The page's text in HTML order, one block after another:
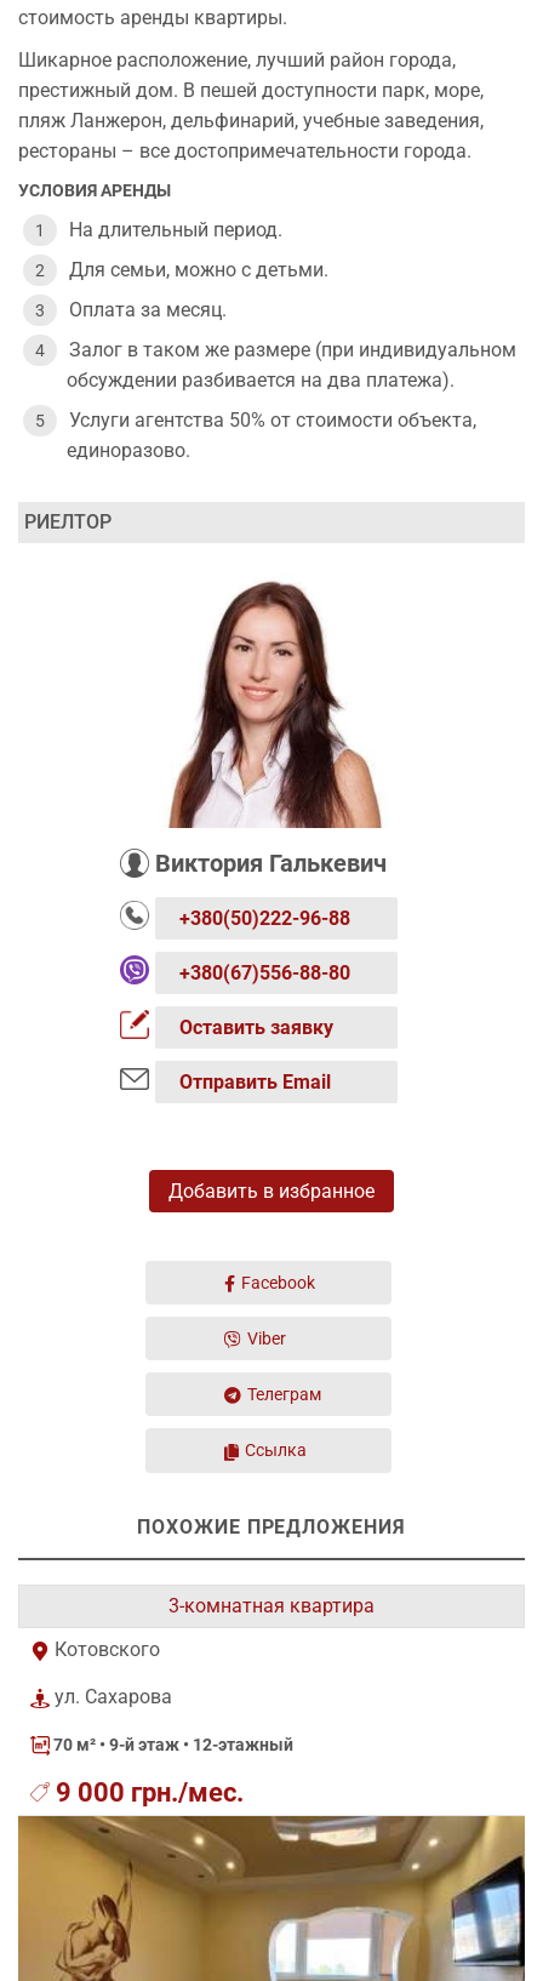
стоимость аренды квартиры.
Шикарное расположение, лучший район города,
престижный дом. В пешей доступности парк, море,
пляж Ланжерон, дельфинарий, учебные заведения,
рестораны – все достопримечательности города.
УСЛОВИЯ АРЕНДЫ
На длительный период.
Для семьи, можно с детьми.
Оплата за месяц.
Залог в таком же размере (при индивидуальном
обсуждении разбивается на два платежа).
Услуги агентства 50% от стоимости объекта,
единоразово.
РИЕЛТОР
Виктория Галькевич
+380(50)222-96-88
+380(67)556-88-80
Оставить заявку
Отправить Email
Добавить в избранное
Facebook
Viber
Телеграм
Ссылка
ПОХОЖИЕ ПРЕДЛОЖЕНИЯ
3-комнатная квартира
Котовского
ул. Сахарова
70 м² • 9-й этаж • 12-этажный
9 000 грн./мес.